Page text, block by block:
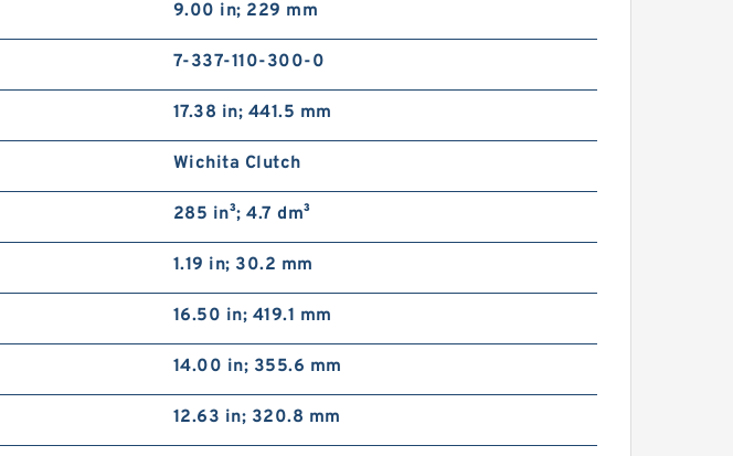
9.00 in; 229 mm
7-337-110-300-0
17.38 in; 441.5 mm
Wichita Clutch
285 in³; 4.7 dm³
1.19 in; 30.2 mm
16.50 in; 419.1 mm
14.00 in; 355.6 mm
12.63 in; 320.8 mm